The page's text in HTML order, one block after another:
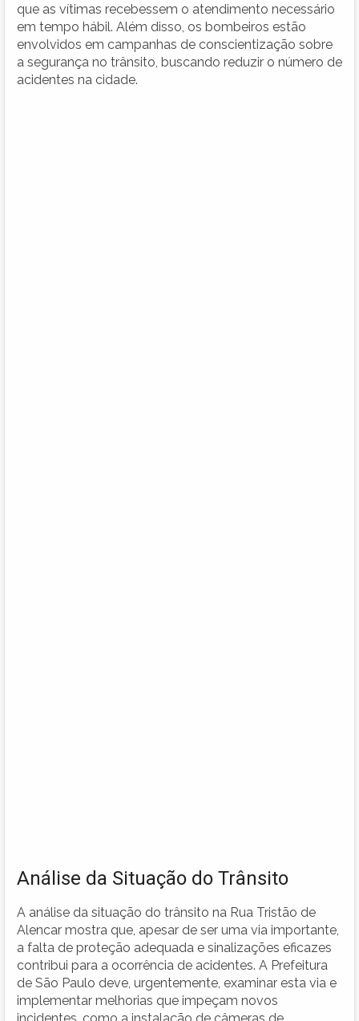
que as vítimas recebessem o atendimento necessário
em tempo hábil. Além disso, os bombeiros estão
envolvidos em campanhas de conscientização sobre
a segurança no trânsito, buscando reduzir o número de
acidentes na cidade.
Análise da Situação do Trânsito
A análise da situação do trânsito na Rua Tristão de
Alencar mostra que, apesar de ser uma via importante,
a falta de proteção adequada e sinalizações eficazes
contribui para a ocorrência de acidentes. A Prefeitura
de São Paulo deve, urgentemente, examinar esta via e
implementar melhorias que impeçam novos
incidentes, como a instalação de câmeras de